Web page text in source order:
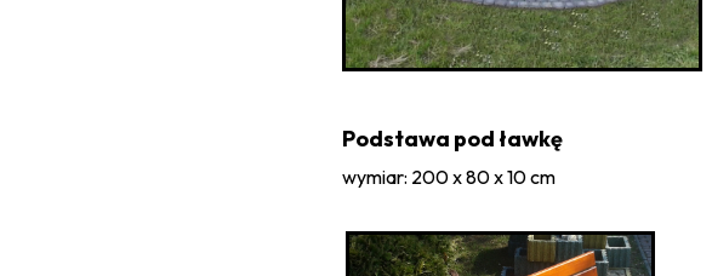
Podstawa pod ławkę
wymiar: 200 x 80 x 10 cm